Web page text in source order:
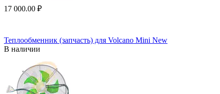
17 000.00 ₽
Теплообменник (запчасть) для Volcano Mini New
В наличии